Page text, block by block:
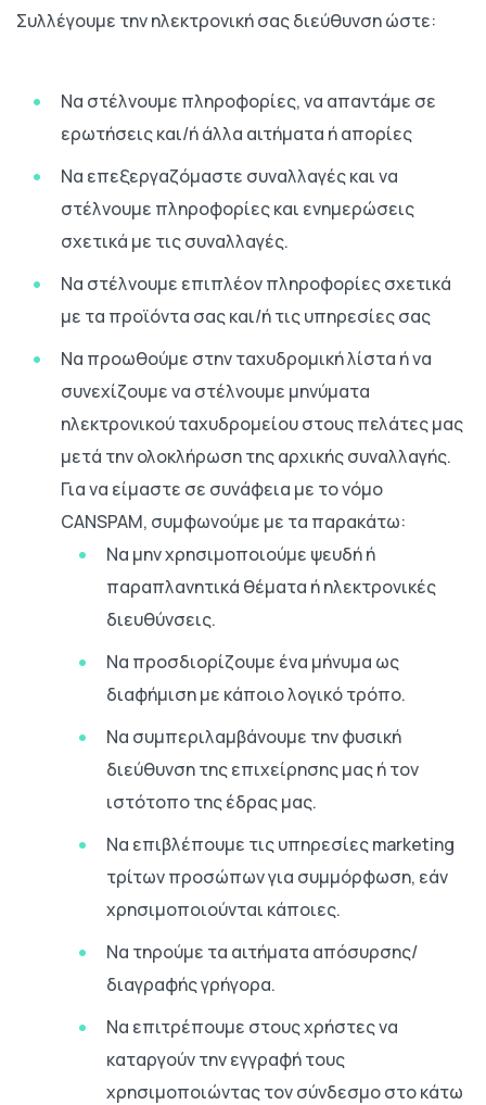
Συλλέγουμε την ηλεκτρονική σας διεύθυνση ώστε:
Να στέλνουμε πληροφορίες, να απαντάμε σε
ερωτήσεις και/ή άλλα αιτήματα ή απορίες
Να επεξεργαζόμαστε συναλλαγές και να
στέλνουμε πληροφορίες και ενημερώσεις
σχετικά με τις συναλλαγές.
Να στέλνουμε επιπλέον πληροφορίες σχετικά
με τα προϊόντα σας και/ή τις υπηρεσίες σας
Να προωθούμε στην ταχυδρομική λίστα ή να
συνεχίζουμε να στέλνουμε μηνύματα
ηλεκτρονικού ταχυδρομείου στους πελάτες μας
μετά την ολοκλήρωση της αρχικής συναλλαγής.
Για να είμαστε σε συνάφεια με το νόμο
CANSPAM, συμφωνούμε με τα παρακάτω:
Να μην χρησιμοποιούμε ψευδή ή
παραπλανητικά θέματα ή ηλεκτρονικές
διευθύνσεις.
Να προσδιορίζουμε ένα μήνυμα ως
διαφήμιση με κάποιο λογικό τρόπο.
Να συμπεριλαμβάνουμε την φυσική
διεύθυνση της επιχείρησης μας ή τον
ιστότοπο της έδρας μας.
Να επιβλέπουμε τις υπηρεσίες marketing
τρίτων προσώπων για συμμόρφωση, εάν
χρησιμοποιούνται κάποιες.
Να τηρούμε τα αιτήματα απόσυρσης/
διαγραφής γρήγορα.
Να επιτρέπουμε στους χρήστες να
καταργούν την εγγραφή τους
χρησιμοποιώντας τον σύνδεσμο στο κάτω